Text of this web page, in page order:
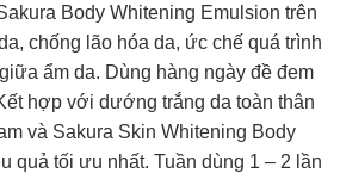
Body Whitening Emulsion trên
chống lão hóa da, ức chế quá trình
ẩm da. Dùng hàng ngày đề đem
hợp với dướng trắng da toàn thân
và Sakura Skin Whitening Body
quả tối ưu nhất. Tuần dùng 1 – 2 lần